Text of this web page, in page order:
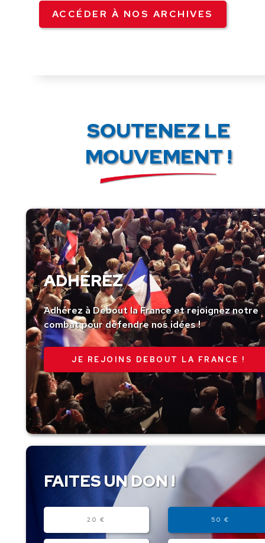
ACCÉDER À NOS ARCHIVES
SOUTENEZ LE
MOUVEMENT !
ADHÉREZ
Adhérez à Debout la France et rejoignez notre
combat pour défendre nos idées !
JE REJOINS DEBOUT LA FRANCE !
FAITES UN DON !
20 € 50 €